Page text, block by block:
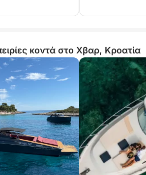
κοντά στο Χβαρ, Κροατία